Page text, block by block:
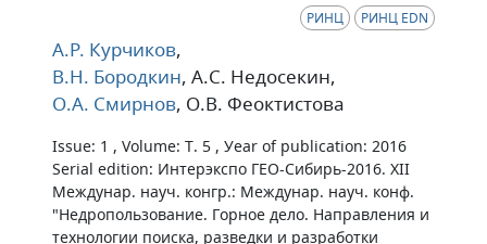
РИНЦ РИНЦ EDN
А.Р. Курчиков,
В.Н. Бородкин, А.С. Недосекин,
О.А. Смирнов, О.В. Феоктистова
Issue: 1 , Volume: Т. 5 , Уear of publication: 2016
Serial edition: Интерэкспо ГЕО-Сибирь-2016. XII
Междунар. науч. конгр.: Междунар. науч. конф.
"Недропользование. Горное дело. Направления и
технологии поиска, разведки и разработки